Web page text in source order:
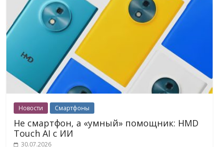
Новости Смартфоны
Не смартфон, а «умный» помощник: HMD
Touch AI с ИИ
30.07.2026